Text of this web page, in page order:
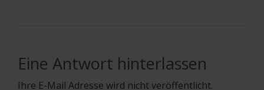
Eine Antwort hinterlassen
Ihre E-Mail Adresse wird nicht veröffentlicht.